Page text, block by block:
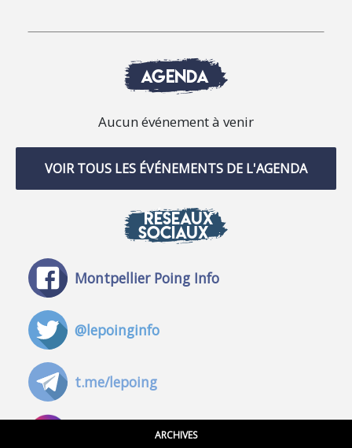
AGENDA
Aucun événement à venir
VOIR TOUS LES ÉVÉNEMENTS DE L'AGENDA
RÉSEAUX
SOCIAUX
Montpellier Poing Info
@lepoinginfo
t.me/lepoing
@montpellierpoinginfo
ARCHIVES